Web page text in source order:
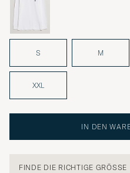
S M
XXL
IN DEN
FINDE DIE RICHTIGE GRÖSSE